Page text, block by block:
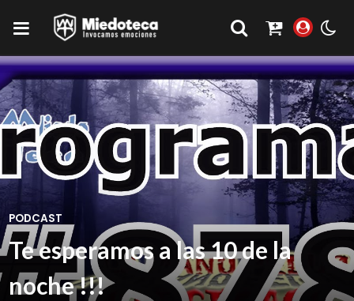
PODCAST
Te esperamos a las 10 de la
noche !!!